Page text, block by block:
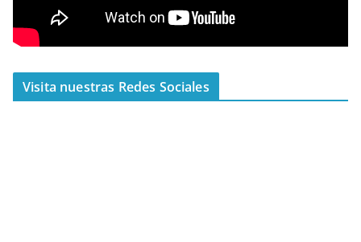
Visita nuestras Redes Sociales